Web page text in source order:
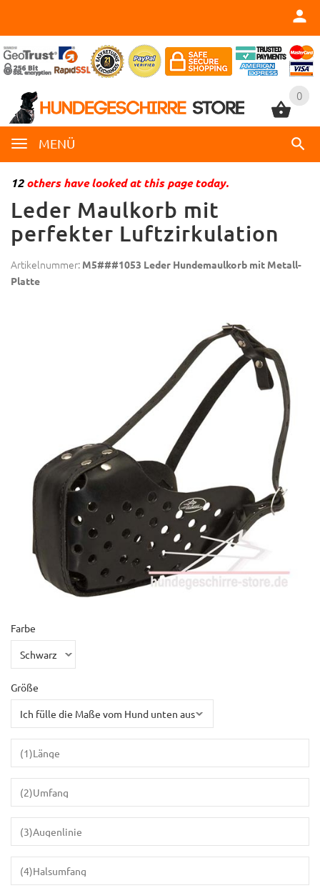
0
MENÜ
0
12others have looked at this page today.
Leder Maulkorb mit
perfekter Luftzirkulation
Artikelnummer: M5###1053 Leder Hundemaulkorb mit Metall-
Platte
Farbe
Größe